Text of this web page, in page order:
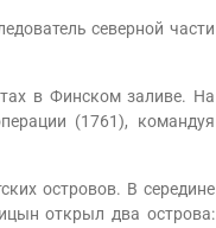
северной части
в Финском заливе. На
(1761), командуя
островов. В середине
открыл два острова: